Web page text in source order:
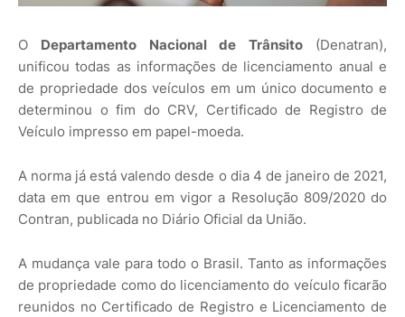
O Departamento Nacional de Trânsito(Denatran),
unificou todas as informações de licenciamento anual e
de propriedade dos veículos em um único documento e
determinou o fim do CRV, Certificado de Registro de
Veículo impresso em papel-moeda.
A norma já está valendo desde o dia 4 de janeiro de 2021,
data em que entrou em vigor a Resolução 809/2020 do
Contran, publicada no Diário Oficial da União.
A mudança vale para todo o Brasil. Tanto as informações
de propriedade como do licenciamento do veículo ficarão
reunidos no Certificado de Registro e Licenciamento de